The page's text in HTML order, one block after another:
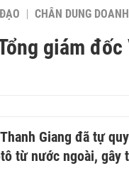
CHÂN DUNG
giám đốc
Giang đã tự
từ nước ngoài, gây